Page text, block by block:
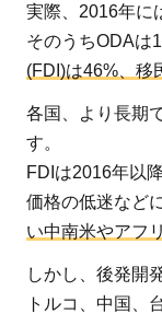
実際、2016年に
そのうちODAは
(FDI)は46%、移
各国、より長期
す。
FDIは2016年以
価格の低迷など
い中南米やアフ
しかし、後発開
トルコ、中国、